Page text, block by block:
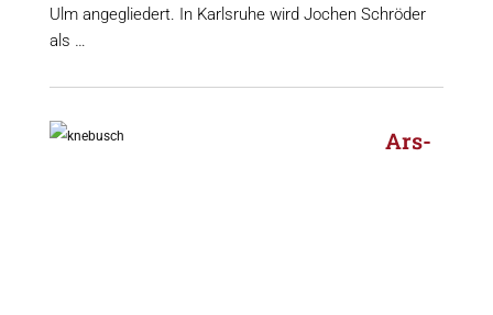
Ulm angegliedert. In Karlsruhe wird Jochen Schröder
als …
Ars-